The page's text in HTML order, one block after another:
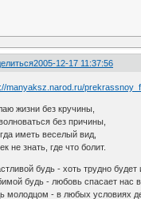
2005-12-17 11:37:56
manyaksz.narod.ru/
жизни без кручины,
без причины,
иметь веселый вид,
не знать, где что болит.
будь - хоть трудно будет
будь - любовь спасает нас
молодцом - в любых условиях